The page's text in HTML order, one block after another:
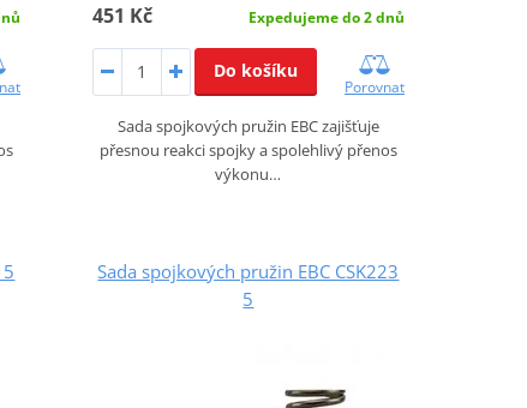
451 Kč Expedujeme do 2 dnů
Do košíku
Porovnat
Sada spojkových pružin EBC zajišťuje
přesnou reakci spojky a spolehlivý přenos
výkonu…
Sada spojkových pružin EBC CSK223
5